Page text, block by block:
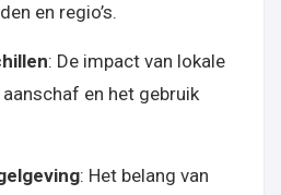
en regio’s.
: De impact van lokale
en het gebruik
: Het belang van